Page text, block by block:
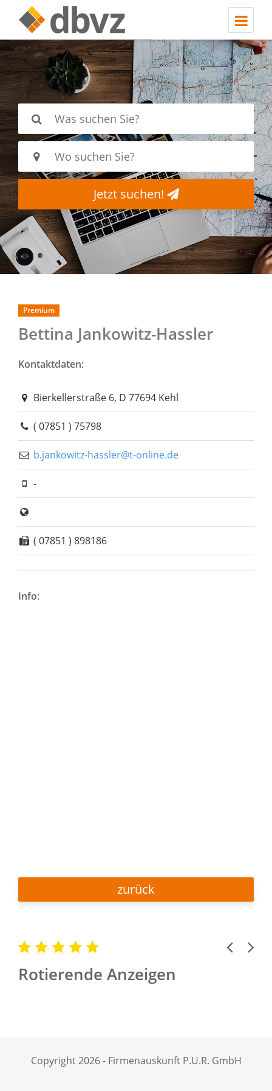
Jetzt suchen!
Bettina Jankowitz-Hassler
Premium
Kontaktdaten:
Bierkellerstraße 6, D 77694 Kehl
( 07851 ) 75798
b.jankowitz-hassler@t-online.de
-
( 07851 ) 898186
Info:
zurück
Rotierende Anzeigen
Previous
Next
Copyright 2026 - Firmenauskunft P.U.R. GmbH